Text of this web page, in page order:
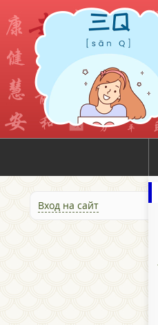
Вход на сайт